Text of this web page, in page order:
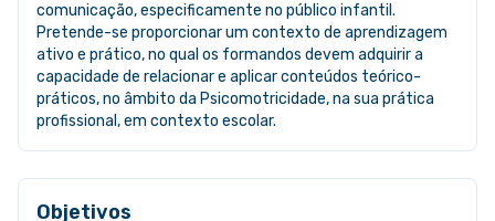
comunicação, especificamente no público infantil.
Pretende-se proporcionar um contexto de aprendizagem
ativo e prático, no qual os formandos devem adquirir a
capacidade de relacionar e aplicar conteúdos teórico-
práticos, no âmbito da Psicomotricidade, na sua prática
profissional, em contexto escolar.
Objetivos